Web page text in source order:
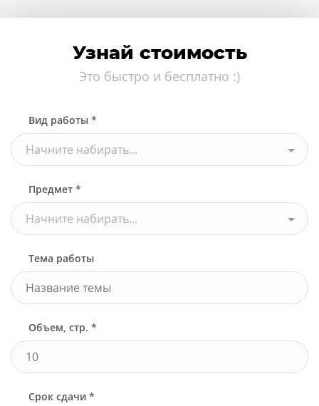
Узнай стоимость
Это быстро и бесплатно :)
Вид работы *
Начните набирать...
Предмет *
Начните набирать...
Тема работы
Объем, стр. *
Срок сдачи *